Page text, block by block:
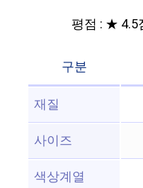
평점 : ★ 4.5
구분
재질
사이즈
색상계열